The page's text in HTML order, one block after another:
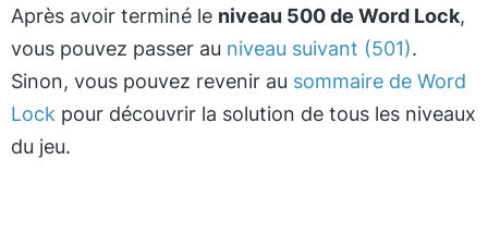
Après avoir terminé le niveau 500 de Word Lock,
vous pouvez passer au niveau suivant (501).
Sinon, vous pouvez revenir au sommaire de Word
Lock pour découvrir la solution de tous les niveaux
du jeu.